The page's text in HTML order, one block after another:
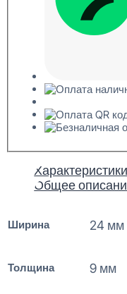
Характеристики
Общее
Ширина 24 мм
Толщина 9 мм